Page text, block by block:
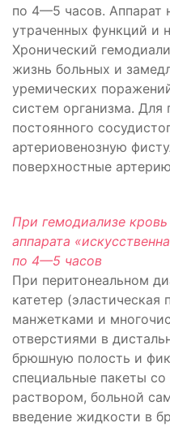
по 4—5 часов. Аппарат
утраченных функций и
Хронический
жизнь больных и
уремических
систем организма. Для
постоянного
артериовенозную
поверхностные
При гемодиализе
аппарата
по 4—5 часов
При перитонеальном
катетер (эластическая
манжетками и
отверстиями в
брюшную полость и
специальные пакеты
раствором, больной
введение жидкости в